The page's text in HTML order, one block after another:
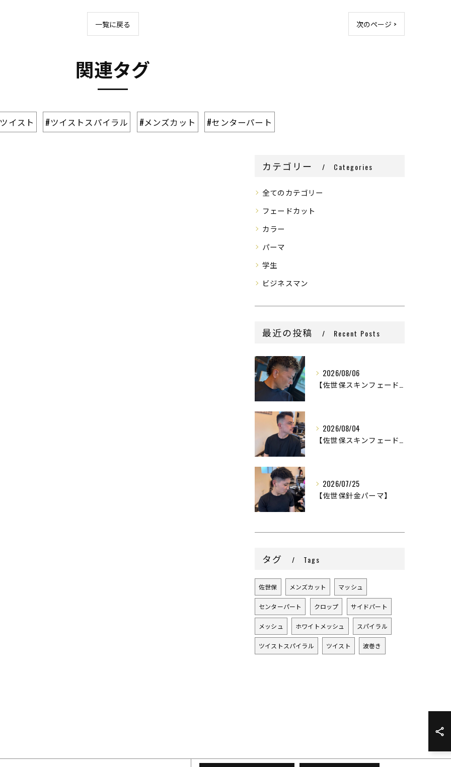
一覧に戻る 次のページ >
関連タグ
イスト #ツイストスパイラル #メンズカット #センターパート
カテゴリー Categories
全てのカテゴリー
フェードカット
カラー
パーマ
学生
ビジネスマン
最近の投稿 Recent Posts
2026/08/06
【佐世保スキンフェード】
2026/08/04
【佐世保スキンフェード】
2026/07/25
【佐世保針金パーマ】
タグ Tags
佐世保 メンズカット マッシュ
センターパート クロップ サイドパート
メッシュ ホワイトメッシュ スパイラル
ツイストスパイラル ツイスト 波巻き